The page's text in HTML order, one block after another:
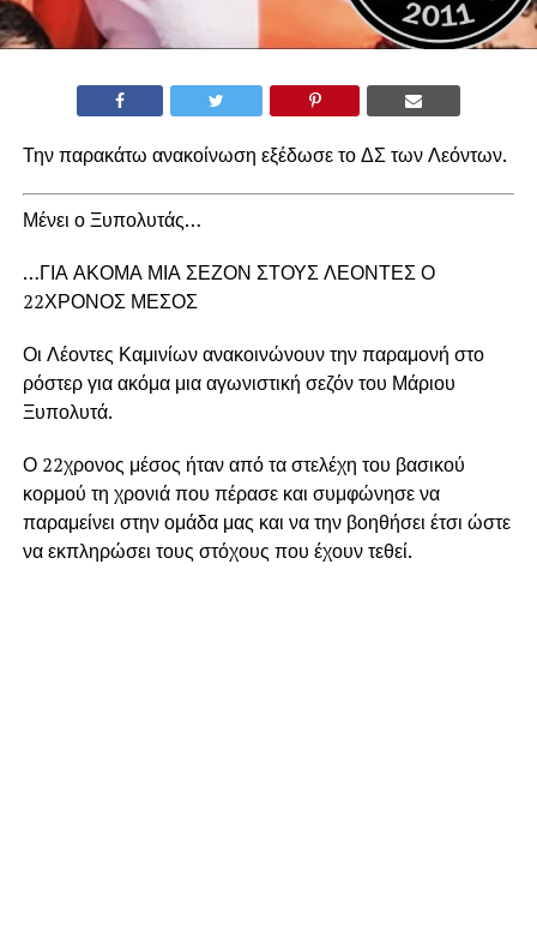
Την παρακάτω ανακοίνωση εξέδωσε το ΔΣ των Λεόντων.
Μένει ο Ξυπολυτάς…
…ΓΙΑ ΑΚΟΜΑ ΜΙΑ ΣΕΖΟΝ ΣΤΟΥΣ ΛΕΟΝΤΕΣ Ο
22ΧΡΟΝΟΣ ΜΕΣΟΣ
Οι Λέοντες Καμινίων ανακοινώνουν την παραμονή στο
ρόστερ για ακόμα μια αγωνιστική σεζόν του Μάριου
Ξυπολυτά.
Ο 22χρονος μέσος ήταν από τα στελέχη του βασικού
κορμού τη χρονιά που πέρασε και συμφώνησε να
παραμείνει στην ομάδα μας και να την βοηθήσει έτσι ώστε
να εκπληρώσει τους στόχους που έχουν τεθεί.